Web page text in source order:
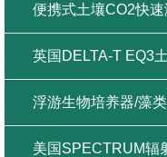
便携式土壤CO2快速
英国DELTA-T EQ3
浮游生物培养器/藻
美国SPECTRUM辐